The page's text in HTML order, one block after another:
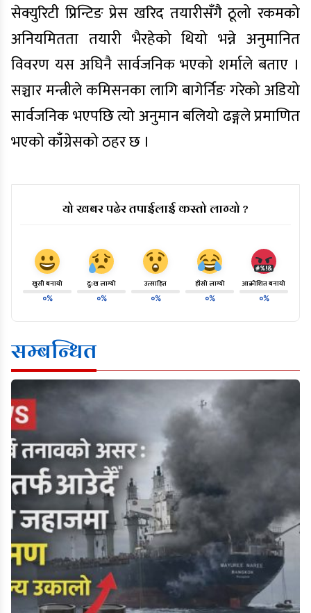
सेक्युरिटी प्रिन्टिङ प्रेस खरिद तयारीसँगै ठूलो रकमको
अनियमितता तयारी भैरहेको थियो भन्ने अनुमानित
विवरण यस अघिनै सार्वजनिक भएको शर्माले बताए ।
सञ्चार मन्त्रीले कमिसनका लागि बागेर्निङ गरेको अडियो
सार्वजनिक भएपछि त्यो अनुमान बलियो ढङ्गले प्रमाणित
भएको काँग्रेसको ठहर छ ।
यो खबर पढेर तपाईलाई कस्तो लाग्यो ?
खुसी बनायो
०%
दु:ख लाग्यो
०%
उत्साहित
०%
हाँसो लाग्यो
०%
आक्रोशित बनायो
०%
सम्बन्धित